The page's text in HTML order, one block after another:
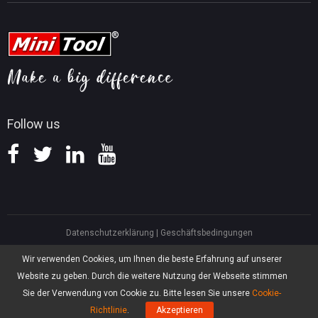
Wir verwenden Cookies, um Ihnen die beste Erfahrung auf unserer
Website zu geben. Durch die weitere Nutzung der Webseite stimmen
Sie der Verwendung von Cookie zu. Bitte lesen Sie unsere Cookie-
Richtlinie. Akzeptieren
Follow us
Tipps für Videokonvertierung
Tipps für Bildschirmaufnahmen
Wissensdatenbank
Hilfe
Datenschutzerklärung
Geschäftsbedingungen
North America, Canada, Unit 170 - 422, Richards Street, Vancouver, British
Asia, Hong Kong, Suite 820,8/F., Ocean Centre, Harbour City, 5 Canton Road,
Tsim Sha Tsui, Kowloon
MiniTool Software Limited, Alle Rechte vorbehalten.